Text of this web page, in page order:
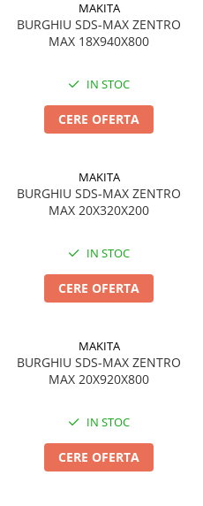
Încărcătoare
Polizoare de Banc
Polizoare Drepte
Suflante
MAKITA
BURGHIU SDS-MAX ZENTRO
MAX 18X940X800
IN STOC
CERE OFERTA
MAKITA
BURGHIU SDS-MAX ZENTRO
MAX 20X320X200
IN STOC
CERE OFERTA
MAKITA
BURGHIU SDS-MAX ZENTRO
MAX 20X920X800
IN STOC
CERE OFERTA